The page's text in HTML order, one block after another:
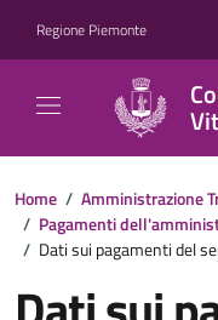
Regione Piemonte
Home / Amministrazione
/ Pagamenti
/ Dati sui pagamenti del